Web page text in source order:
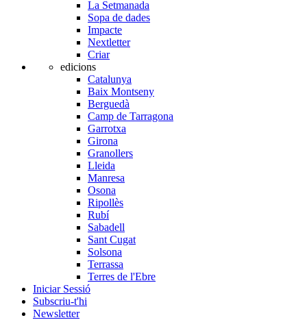
La Setmanada
Sopa de dades
Impacte
Nextletter
Criar
edicions
Catalunya
Baix Montseny
Berguedà
Camp de Tarragona
Garrotxa
Girona
Granollers
Lleida
Manresa
Osona
Ripollès
Rubí
Sabadell
Sant Cugat
Solsona
Terrassa
Terres de l'Ebre
Iniciar Sessió
Subscriu-t'hi
Newsletter